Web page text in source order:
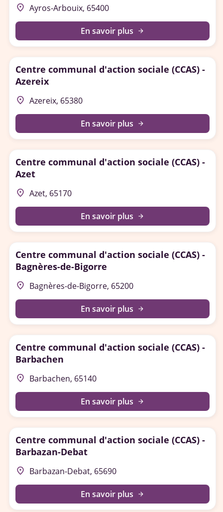
place Ayros-Arbouix, 65400
En savoir plus arrow_forward
Centre communal d'action sociale (CCAS) -
Azereix
place Azereix, 65380
En savoir plus arrow_forward
Centre communal d'action sociale (CCAS) -
Azet
place Azet, 65170
En savoir plus arrow_forward
Centre communal d'action sociale (CCAS) -
Bagnères-de-Bigorre
place Bagnères-de-Bigorre, 65200
En savoir plus arrow_forward
Centre communal d'action sociale (CCAS) -
Barbachen
place Barbachen, 65140
En savoir plus arrow_forward
Centre communal d'action sociale (CCAS) -
Barbazan-Debat
place Barbazan-Debat, 65690
En savoir plus arrow_forward